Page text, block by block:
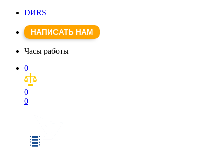
DИRS
НАПИСАТЬ НАМ
Часы работы
0
0
0